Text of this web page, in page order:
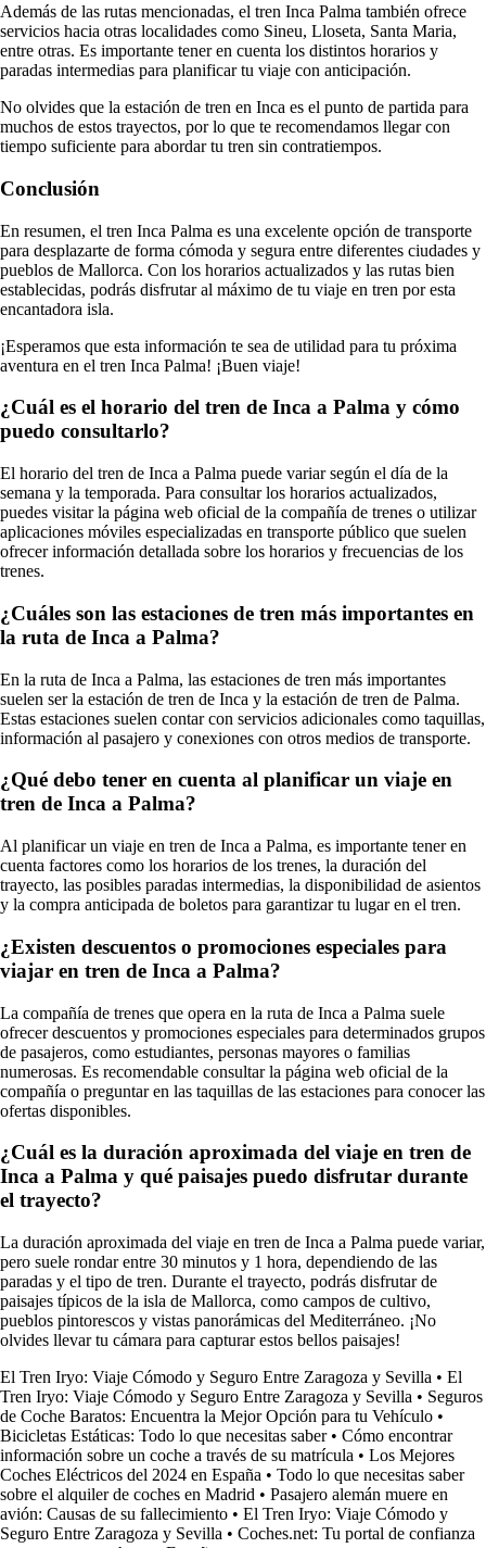
Además de las rutas mencionadas, el tren Inca Palma también ofrece
servicios hacia otras localidades como Sineu, Lloseta, Santa Maria,
entre otras. Es importante tener en cuenta los distintos horarios y
paradas intermedias para planificar tu viaje con anticipación.
No olvides que la estación de tren en Inca es el punto de partida para
muchos de estos trayectos, por lo que te recomendamos llegar con
tiempo suficiente para abordar tu tren sin contratiempos.
Conclusión
En resumen, el tren Inca Palma es una excelente opción de transporte
para desplazarte de forma cómoda y segura entre diferentes ciudades y
pueblos de Mallorca. Con los horarios actualizados y las rutas bien
establecidas, podrás disfrutar al máximo de tu viaje en tren por esta
encantadora isla.
¡Esperamos que esta información te sea de utilidad para tu próxima
aventura en el tren Inca Palma! ¡Buen viaje!
¿Cuál es el horario del tren de Inca a Palma y cómo
puedo consultarlo?
El horario del tren de Inca a Palma puede variar según el día de la
semana y la temporada. Para consultar los horarios actualizados,
puedes visitar la página web oficial de la compañía de trenes o utilizar
aplicaciones móviles especializadas en transporte público que suelen
ofrecer información detallada sobre los horarios y frecuencias de los
trenes.
¿Cuáles son las estaciones de tren más importantes en
la ruta de Inca a Palma?
En la ruta de Inca a Palma, las estaciones de tren más importantes
suelen ser la estación de tren de Inca y la estación de tren de Palma.
Estas estaciones suelen contar con servicios adicionales como taquillas,
información al pasajero y conexiones con otros medios de transporte.
¿Qué debo tener en cuenta al planificar un viaje en
tren de Inca a Palma?
Al planificar un viaje en tren de Inca a Palma, es importante tener en
cuenta factores como los horarios de los trenes, la duración del
trayecto, las posibles paradas intermedias, la disponibilidad de asientos
y la compra anticipada de boletos para garantizar tu lugar en el tren.
¿Existen descuentos o promociones especiales para
viajar en tren de Inca a Palma?
La compañía de trenes que opera en la ruta de Inca a Palma suele
ofrecer descuentos y promociones especiales para determinados grupos
de pasajeros, como estudiantes, personas mayores o familias
numerosas. Es recomendable consultar la página web oficial de la
compañía o preguntar en las taquillas de las estaciones para conocer las
ofertas disponibles.
¿Cuál es la duración aproximada del viaje en tren de
Inca a Palma y qué paisajes puedo disfrutar durante
el trayecto?
La duración aproximada del viaje en tren de Inca a Palma puede variar,
pero suele rondar entre 30 minutos y 1 hora, dependiendo de las
paradas y el tipo de tren. Durante el trayecto, podrás disfrutar de
paisajes típicos de la isla de Mallorca, como campos de cultivo,
pueblos pintorescos y vistas panorámicas del Mediterráneo. ¡No
olvides llevar tu cámara para capturar estos bellos paisajes!
El Tren Iryo: Viaje Cómodo y Seguro Entre Zaragoza y Sevilla • El
Tren Iryo: Viaje Cómodo y Seguro Entre Zaragoza y Sevilla • Seguros
de Coche Baratos: Encuentra la Mejor Opción para tu Vehículo •
Bicicletas Estáticas: Todo lo que necesitas saber• Cómo encontrar
información sobre un coche a través de su matrícula • Los Mejores
Coches Eléctricos del 2024 en España • Todo lo que necesitas saber
sobre el alquiler de coches en Madrid • Pasajero alemán muere en
avión: Causas de su fallecimiento • El Tren Iryo: Viaje Cómodo y
Seguro Entre Zaragoza y Sevilla • Coches.net: Tu portal de confianza